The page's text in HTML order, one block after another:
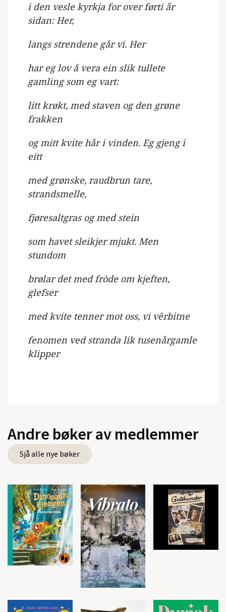
i den vesle kyrkja for over førti år
sidan: Her,
langs strendene går vi. Her
har eg lov å vera ein slik tullete
gamling som eg vart:
litt krøkt, med staven og den grøne
frakken
og mitt kvite hår i vinden. Eg gjeng i
eitt
med grønske, raudbrun tare,
strandsmelle,
fjøresaltgras og med stein
som havet sleikjer mjukt. Men
stundom
brølar det med fròde om kjeften,
glefser
med kvite tenner mot oss, vi vêrbitne
fenomen ved stranda lik tusenårgamle
klipper
Andre bøker av medlemmer
Sjå alle nye bøker